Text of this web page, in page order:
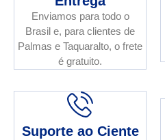
Enviamos para todo o
Brasil e, para clientes de
Palmas e Taquaralto, o frete
é gratuito.
Suporte ao Ciente